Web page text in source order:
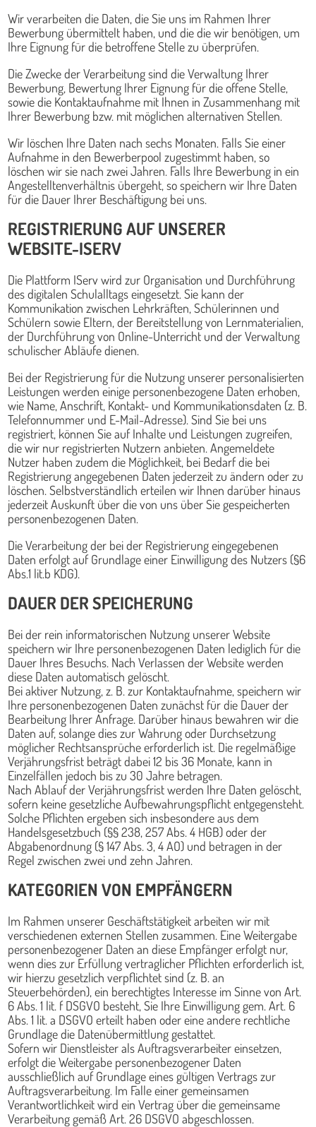
Wir verarbeiten die Daten, die Sie uns im Rahmen Ihrer
Bewerbung übermittelt haben, und die die wir benötigen, um
Ihre Eignung für die betroffene Stelle zu überprüfen.
Die Zwecke der Verarbeitung sind die Verwaltung Ihrer
Bewerbung, Bewertung Ihrer Eignung für die offene Stelle,
sowie die Kontaktaufnahme mit Ihnen in Zusammenhang mit
Ihrer Bewerbung bzw. mit möglichen alternativen Stellen.
Wir löschen Ihre Daten nach sechs Monaten. Falls Sie einer
Aufnahme in den Bewerberpool zugestimmt haben, so
löschen wir sie nach zwei Jahren. Falls Ihre Bewerbung in ein
Angestelltenverhältnis übergeht, so speichern wir Ihre Daten
für die Dauer Ihrer Beschäftigung bei uns.
REGISTRIERUNG AUF UNSERER
WEBSITE-ISERV
Die Plattform IServ wird zur Organisation und Durchführung
des digitalen Schulalltags eingesetzt. Sie kann der
Kommunikation zwischen Lehrkräften, Schülerinnen und
Schülern sowie Eltern, der Bereitstellung von Lernmaterialien,
der Durchführung von Online-Unterricht und der Verwaltung
schulischer Abläufe dienen.
Bei der Registrierung für die Nutzung unserer personalisierten
Leistungen werden einige personenbezogene Daten erhoben,
wie Name, Anschrift, Kontakt- und Kommunikationsdaten (z. B.
Telefonnummer und E-Mail-Adresse). Sind Sie bei uns
registriert, können Sie auf Inhalte und Leistungen zugreifen,
die wir nur registrierten Nutzern anbieten. Angemeldete
Nutzer haben zudem die Möglichkeit, bei Bedarf die bei
Registrierung angegebenen Daten jederzeit zu ändern oder zu
löschen. Selbstverständlich erteilen wir Ihnen darüber hinaus
jederzeit Auskunft über die von uns über Sie gespeicherten
personenbezogenen Daten.
Die Verarbeitung der bei der Registrierung eingegebenen
Daten erfolgt auf Grundlage einer Einwilligung des Nutzers (§6
Abs.1 lit.b KDG).
DAUER DER SPEICHERUNG
Bei der rein informatorischen Nutzung unserer Website
speichern wir Ihre personenbezogenen Daten lediglich für die
Dauer Ihres Besuchs. Nach Verlassen der Website werden
diese Daten automatisch gelöscht.
Bei aktiver Nutzung, z. B. zur Kontaktaufnahme, speichern wir
Ihre personenbezogenen Daten zunächst für die Dauer der
Bearbeitung Ihrer Anfrage. Darüber hinaus bewahren wir die
Daten auf, solange dies zur Wahrung oder Durchsetzung
möglicher Rechtsansprüche erforderlich ist. Die regelmäßige
Verjährungsfrist beträgt dabei 12 bis 36 Monate, kann in
Einzelfällen jedoch bis zu 30 Jahre betragen.
Nach Ablauf der Verjährungsfrist werden Ihre Daten gelöscht,
sofern keine gesetzliche Aufbewahrungspflicht entgegensteht.
Solche Pflichten ergeben sich insbesondere aus dem
Handelsgesetzbuch (§§ 238, 257 Abs. 4 HGB) oder der
Abgabenordnung (§ 147 Abs. 3, 4 AO) und betragen in der
Regel zwischen zwei und zehn Jahren.
KATEGORIEN VON EMPFÄNGERN
Im Rahmen unserer Geschäftstätigkeit arbeiten wir mit
verschiedenen externen Stellen zusammen. Eine Weitergabe
personenbezogener Daten an diese Empfänger erfolgt nur,
wenn dies zur Erfüllung vertraglicher Pflichten erforderlich ist,
wir hierzu gesetzlich verpflichtet sind (z. B. an
Steuerbehörden), ein berechtigtes Interesse im Sinne von Art.
6 Abs. 1 lit. f DSGVO besteht, Sie Ihre Einwilligung gem. Art. 6
Abs. 1 lit. a DSGVO erteilt haben oder eine andere rechtliche
Grundlage die Datenübermittlung gestattet.
Sofern wir Dienstleister als Auftragsverarbeiter einsetzen,
erfolgt die Weitergabe personenbezogener Daten
ausschließlich auf Grundlage eines gültigen Vertrags zur
Auftragsverarbeitung. Im Falle einer gemeinsamen
Verantwortlichkeit wird ein Vertrag über die gemeinsame
Verarbeitung gemäß Art. 26 DSGVO abgeschlossen.